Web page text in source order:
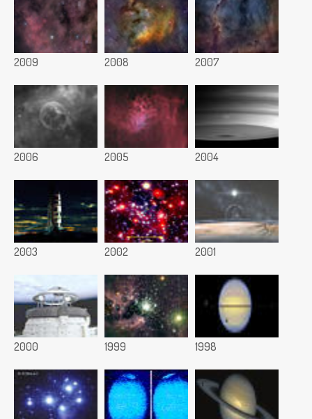
2009 2008 2007
2006 2005 2004
2003 2002 2001
2000 1999 1998